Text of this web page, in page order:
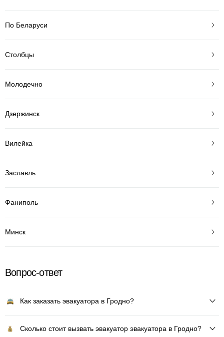
По Беларуси
Столбцы
Молодечно
Дзержинск
Вилейка
Заславль
Фаниполь
Минск
Вопрос-ответ
Как заказать эвакуатора в Гродно?
Сколько стоит вызвать эвакуатор эвакуатора в Гродно?